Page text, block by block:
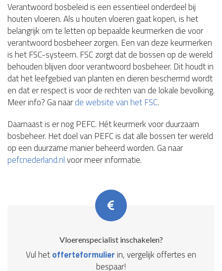
Verantwoord bosbeleid is een essentieel onderdeel bij
houten vloeren. Als u houten vloeren gaat kopen, is het
belangrijk om te letten op bepaalde keurmerken die voor
verantwoord bosbeheer zorgen. Een van deze keurmerken
is het FSC-systeem. FSC zorgt dat de bossen op de wereld
behouden blijven door verantwoord bosbeheer. Dit houdt in
dat het leefgebied van planten en dieren beschermd wordt
en dat er respect is voor de rechten van de lokale bevolking.
Meer info? Ga naarde website van het FSC.
Daarnaast is er nog PEFC. Hét keurmerk voor duurzaam
bosbeheer. Het doel van PEFC is dat alle bossen ter wereld
op een duurzame manier beheerd worden. Ga naar
pefcnederland.nlvoor meer informatie.
Vloerenspecialist inschakelen?
Vul hetofferteformulier in, vergelijk offertes en
bespaar!